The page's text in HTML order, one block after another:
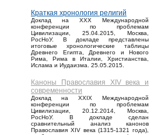
Краткая хронология религий
Доклад на XXX Международной
конференции по проблемам
Цивилизации, 25.04.2015, Москва,
РосНоУ. В докладе представлены
итоговые хронологические таблицы
Древнего Египта, Древнего и Нового
Рима, Рима в Италии, Христианства,
Ислама и Иудаизма. 25.05.2015.
Каноны Православия XIV века и
современности
Доклад на XXIX Международной
конференции по проблемам
Цивилизации, 20.12.2014, Москва,
РосНоУ. В докладе сделан
сравнительный анализ канонов
Православия XIV века (1315-1321 года),